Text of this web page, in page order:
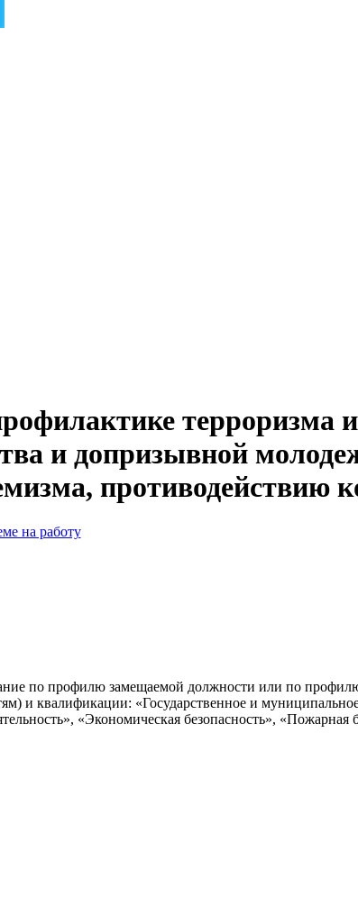
терроризма
и допризывной
противодействию
на работу
по профилю замещаемой должности или по
и квалификации: «Государственное и
«Экономическая безопасность»,